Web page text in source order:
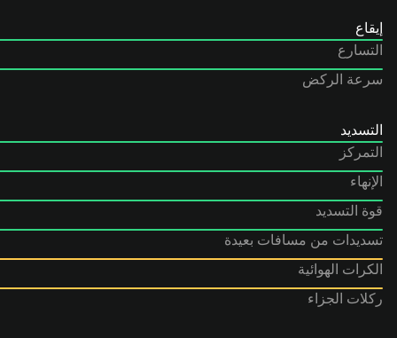
إيقاع
التسارع
سرعة الركض
التسديد
التمركز
الإنهاء
قوة التسديد
تسديدات من مسافات بعيدة
الكرات الهوائية
ركلات الجزاء